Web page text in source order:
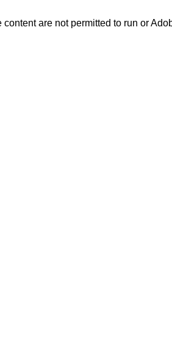
are not permitted to run or